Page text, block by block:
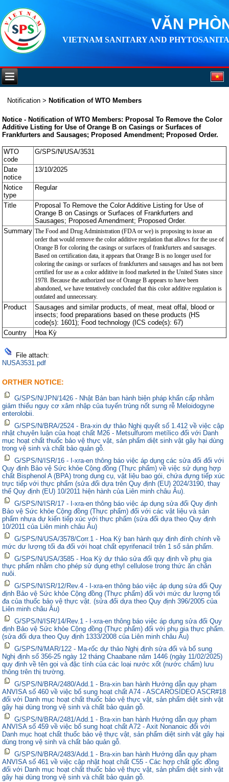
VĂN
VIETNAM SANITARY AND
Notification > Notification of WTO Members
Notice - Notification of WTO Members: Proposal To Remove the Color
Additive Listing for Use of Orange B on Casings or Surfaces of
Frankfurters and Sausages; Proposed Amendment; Proposed Order.
WTO
code
G/SPS/N/USA/3531
Date
notice
13/10/2025
Notice
type
Regular
Title
Proposal To Remove the Color Additive Listing for Use of
Orange B on Casings or Surfaces of Frankfurters and
Sausages; Proposed Amendment; Proposed Order.
Summary The Food and Drug Administration (FDA or we) is proposing to issue an
order that would remove the color additive regulation that allows for the use of
Orange B for coloring the casings or surfaces of frankfurters and sausages.
Based on certification data, it appears that Orange B is no longer used for
coloring the casings or surfaces of frankfurters and sausages and has not been
certified for use as a color additive in food marketed in the United States since
1978. Because the authorized use of Orange B appears to have been
abandoned, we have tentatively concluded that this color additive regulation is
outdated and unnecessary.
Product
Sausages and similar products, of meat, meat offal, blood or
insects; food preparations based on these products (HS
code(s): 1601); Food technology (ICS code(s): 67)
Country
Hoa Kỳ
File attach:
NUSA3531.pdf
ORTHER NOTICE:
G/SPS/N/JPN/1426 - Nhật Bản ban hành biện pháp khẩn cấp nhằm
giảm thiểu nguy cơ xâm nhập của tuyến trùng nốt sưng rễ Meloidogyne
enterolobii.
G/SPS/N/BRA/2524 - Bra-xin dự thảo Nghị quyết số 1.412 về việc cập
nhật chuyên luận của hoạt chất M26 - Metsulfurom metílico đối với Danh
mục hoạt chất thuốc bảo vệ thực vật, sản phẩm diệt sinh vật gây hại dùng
trong vệ sinh và chất bảo quản gỗ.
G/SPS/N/ISR/16 - I-xra-en thông báo việc áp dụng các sửa đổi đối với
Quy định Bảo vệ Sức khỏe Cộng đồng (Thực phẩm) về việc sử dụng hợp
chất Bisphenol A (BPA) trong dụng cụ, vật liệu bao gói, chứa đựng tiếp xúc
trực tiếp với thực phẩm (sửa đổi dựa trên Quy định (EU) 2024/3190, thay
thế Quy định (EU) 10/2011 hiện hành của Liên minh châu Âu).
G/SPS/N/ISR/17 - I-xra-en thông báo việc áp dụng sửa đổi Quy định
Bảo vệ Sức khỏe Cộng đồng (Thực phẩm) đối với các vật liệu và sản
phẩm nhựa dự kiến tiếp xúc với thực phẩm (sửa đổi dựa theo Quy định
10/2011 của Liên minh châu Âu)
G/SPS/N/USA/3578/Corr.1 - Hoa Kỳ ban hành quy định đính chính về
mức dư lượng tối đa đối với hoạt chất epyrifenacil trên 1 số sản phẩm.
G/SPS/N/USA/3585 - Hoa Kỳ dự thảo sửa đổi quy định về phụ gia
thực phẩm nhằm cho phép sử dụng ethyl cellulose trong thức ăn chăn
nuôi.
G/SPS/N/ISR/12/Rev.4 - I-xra-en thông báo việc áp dụng sửa đổi Quy
định Bảo vệ Sức khỏe Cộng đồng (Thực phẩm) đối với mức dư lượng tối
đa của thuốc bảo vệ thực vật. (sửa đổi dựa theo Quy định 396/2005 của
Liên minh châu Âu)
G/SPS/N/ISR/14/Rev.1 - I-xra-en thông báo việc áp dụng sửa đổi Quy
định Bảo vệ Sức khỏe Cộng đồng (Thực phẩm) đối với phụ gia thực phẩm.
(sửa đổi dựa theo Quy định 1333/2008 của Liên minh châu Âu)
G/SPS/N/MAR/122 - Ma-rốc dự thảo Nghị định sửa đổi và bổ sung
Nghị định số 356-25 ngày 12 tháng Chaabane năm 1446 (ngày 11/02/2025)
quy định về tên gọi và đặc tính của các loại nước xốt (nước chấm) lưu
thông trên thị trường.
G/SPS/N/BRA/2480/Add.1 - Bra-xin ban hành Hướng dẫn quy phạm
ANVISA số 460 về việc bổ sung hoạt chất A74 - ASCAROSÍDEO ASCR#18
đối với Danh mục hoạt chất thuốc bảo vệ thực vật, sản phẩm diệt sinh vật
gây hại dùng trong vệ sinh và chất bảo quản gỗ.
G/SPS/N/BRA/2481/Add.1 - Bra-xin ban hành Hướng dẫn quy phạm
ANVISA số 459 về việc bổ sung hoạt chất A72 - Axit Nonanoic đối với
Danh mục hoạt chất thuốc bảo vệ thực vật, sản phẩm diệt sinh vật gây hại
dùng trong vệ sinh và chất bảo quản gỗ.
G/SPS/N/BRA/2483/Add.1 - Bra-xin ban hành Hướng dẫn quy phạm
ANVISA số 461 về việc cập nhật hoạt chất C55 - Các hợp chất gốc đồng
đối với Danh mục hoạt chất thuốc bảo vệ thực vật, sản phẩm diệt sinh vật
gây hại dùng trong vệ sinh và chất bảo quản gỗ.